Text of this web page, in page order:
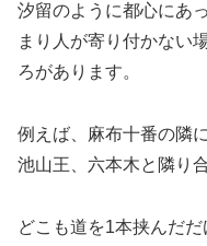
汐留のように都心にあ
まり人が寄り付かない
ろがあります。
例えば、麻布十番の隣
池山王、六本木と隣り
どこも道を1本挟んだだ